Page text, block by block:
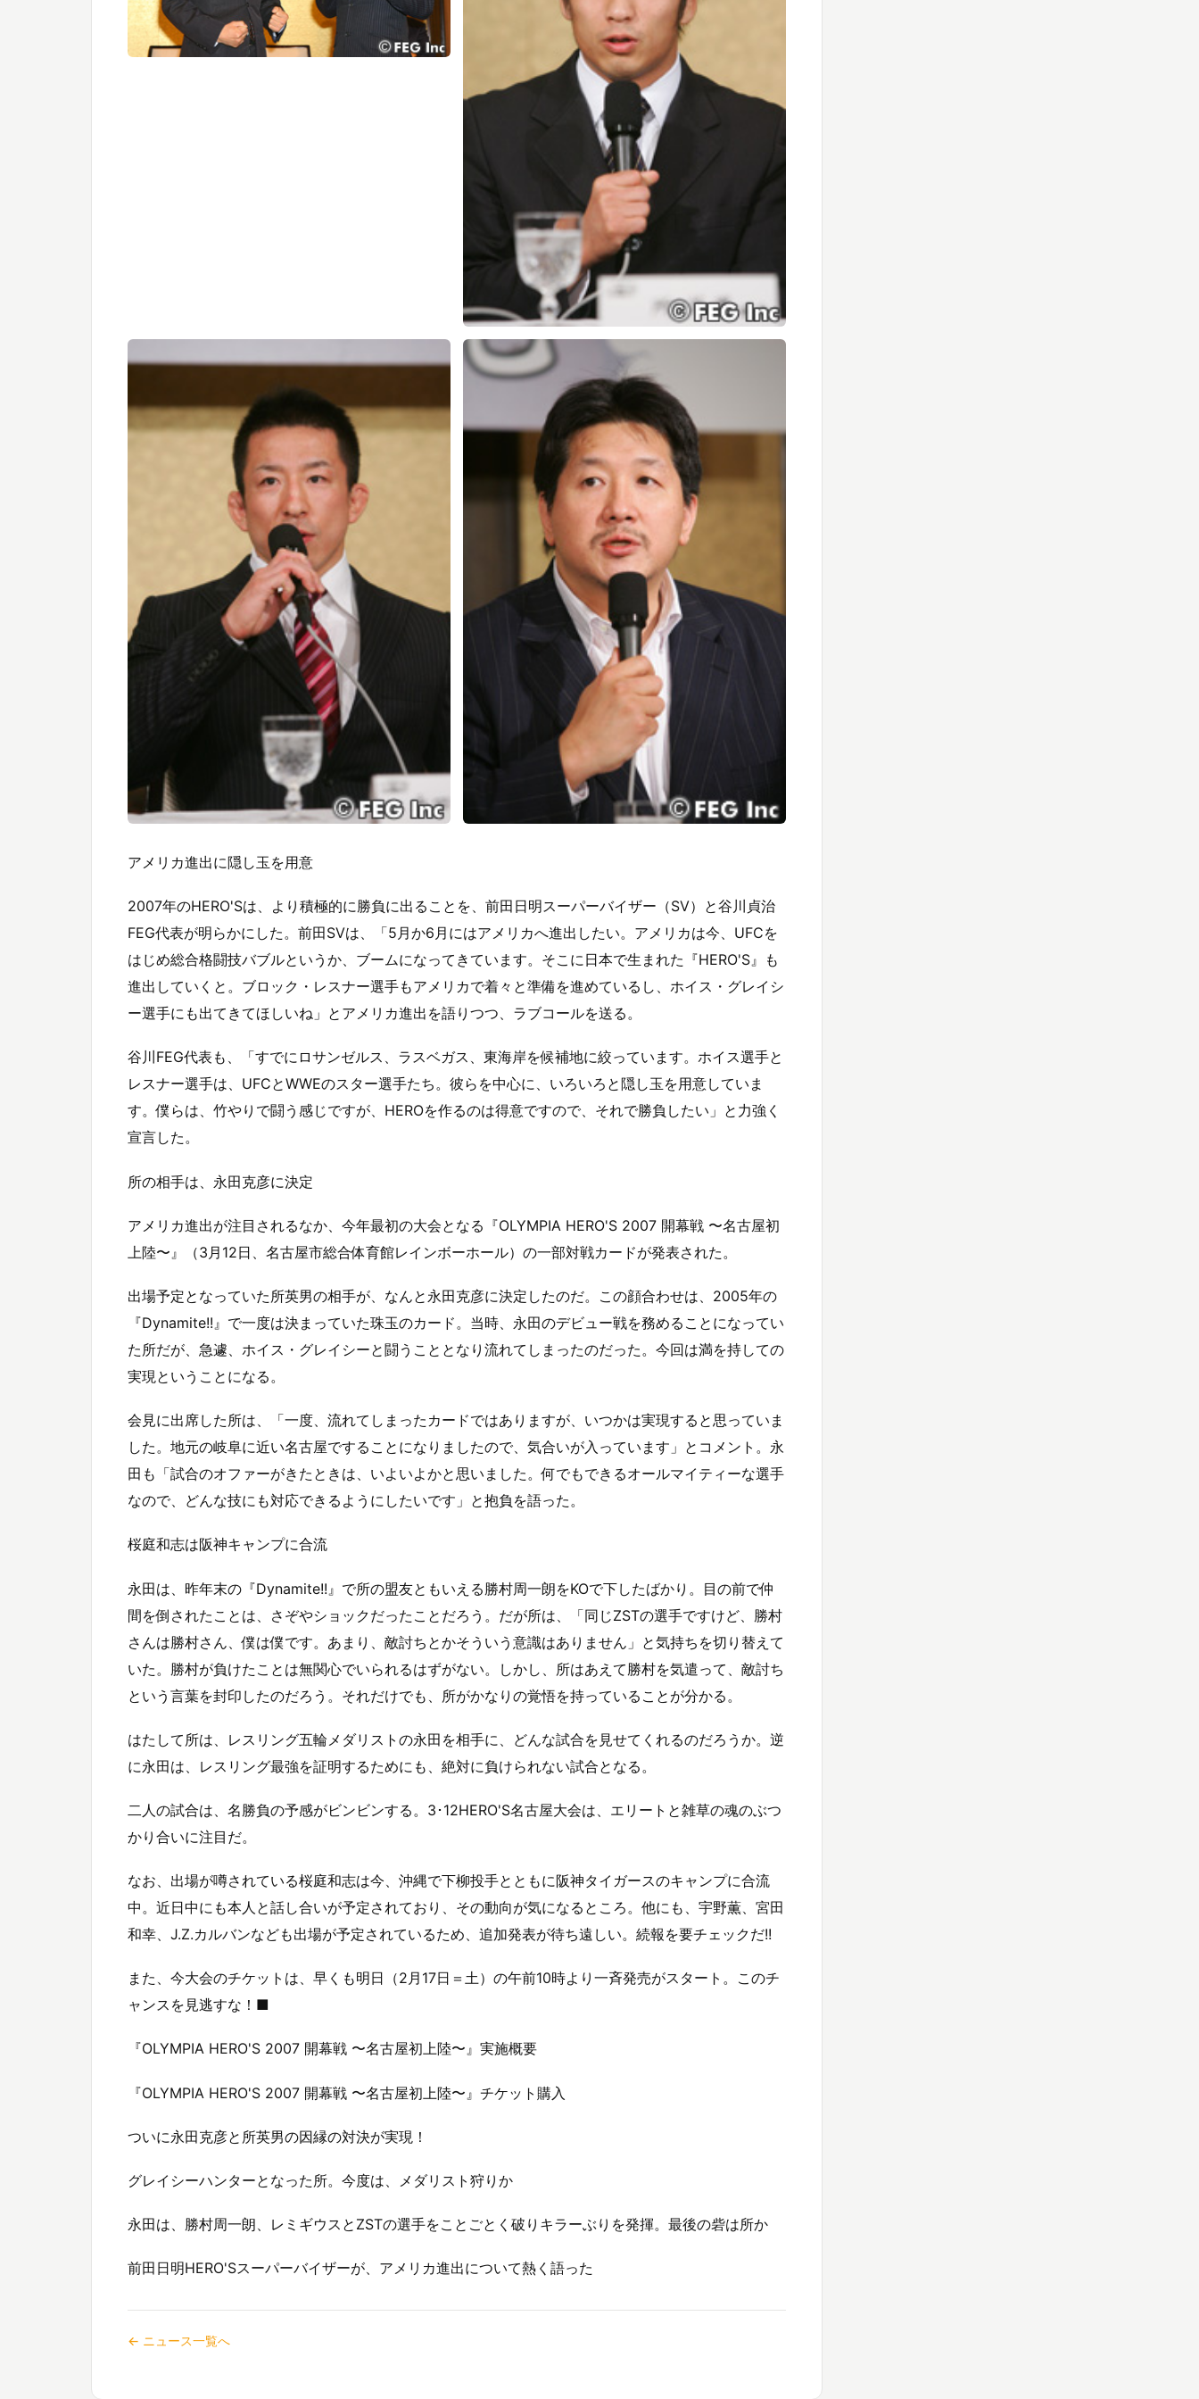
アメリカ進出に隠し玉を用意
2007年のHERO'Sは、より積極的に勝負に出ることを、前田日明スーパーバイザー（SV）と谷川貞治
FEG代表が明らかにした。前田SVは、「5月か6月にはアメリカへ進出したい。アメリカは今、UFCを
はじめ総合格闘技バブルというか、ブームになってきています。そこに日本で生まれた『HERO'S』も
進出していくと。ブロック・レスナー選手もアメリカで着々と準備を進めているし、ホイス・グレイシ
ー選手にも出てきてほしいね」とアメリカ進出を語りつつ、ラブコールを送る。
谷川FEG代表も、「すでにロサンゼルス、ラスベガス、東海岸を候補地に絞っています。ホイス選手と
レスナー選手は、UFCとWWEのスター選手たち。彼らを中心に、いろいろと隠し玉を用意していま
す。僕らは、竹やりで闘う感じですが、HEROを作るのは得意ですので、それで勝負したい」と力強く
宣言した。
所の相手は、永田克彦に決定
アメリカ進出が注目されるなか、今年最初の大会となる『OLYMPIA HERO'S 2007 開幕戦 〜名古屋初
上陸〜』（3月12日、名古屋市総合体育館レインボーホール）の一部対戦カードが発表された。
出場予定となっていた所英男の相手が、なんと永田克彦に決定したのだ。この顔合わせは、2005年の
『Dynamite!!』で一度は決まっていた珠玉のカード。当時、永田のデビュー戦を務めることになってい
た所だが、急遽、ホイス・グレイシーと闘うこととなり流れてしまったのだった。今回は満を持しての
実現ということになる。
会見に出席した所は、「一度、流れてしまったカードではありますが、いつかは実現すると思っていま
した。地元の岐阜に近い名古屋ですることになりましたので、気合いが入っています」とコメント。永
田も「試合のオファーがきたときは、いよいよかと思いました。何でもできるオールマイティーな選手
なので、どんな技にも対応できるようにしたいです」と抱負を語った。
桜庭和志は阪神キャンプに合流
永田は、昨年末の『Dynamite!!』で所の盟友ともいえる勝村周一朗をKOで下したばかり。目の前で仲
間を倒されたことは、さぞやショックだったことだろう。だが所は、「同じZSTの選手ですけど、勝村
さんは勝村さん、僕は僕です。あまり、敵討ちとかそういう意識はありません」と気持ちを切り替えて
いた。勝村が負けたことは無関心でいられるはずがない。しかし、所はあえて勝村を気遣って、敵討ち
という言葉を封印したのだろう。それだけでも、所がかなりの覚悟を持っていることが分かる。
はたして所は、レスリング五輪メダリストの永田を相手に、どんな試合を見せてくれるのだろうか。逆
に永田は、レスリング最強を証明するためにも、絶対に負けられない試合となる。
二人の試合は、名勝負の予感がビンビンする。3･12HERO'S名古屋大会は、エリートと雑草の魂のぶつ
かり合いに注目だ。
なお、出場が噂されている桜庭和志は今、沖縄で下柳投手とともに阪神タイガースのキャンプに合流
中。近日中にも本人と話し合いが予定されており、その動向が気になるところ。他にも、宇野薫、宮田
和幸、J.Z.カルバンなども出場が予定されているため、追加発表が待ち遠しい。続報を要チェックだ!!
また、今大会のチケットは、早くも明日（2月17日＝土）の午前10時より一斉発売がスタート。このチ
ャンスを見逃すな！■
『OLYMPIA HERO'S 2007 開幕戦 〜名古屋初上陸〜』実施概要
『OLYMPIA HERO'S 2007 開幕戦 〜名古屋初上陸〜』チケット購入
ついに永田克彦と所英男の因縁の対決が実現！
グレイシーハンターとなった所。今度は、メダリスト狩りか
永田は、勝村周一朗、レミギウスとZSTの選手をことごとく破りキラーぶりを発揮。最後の砦は所か
前田日明HERO'Sスーパーバイザーが、アメリカ進出について熱く語った
← ニュース一覧へ